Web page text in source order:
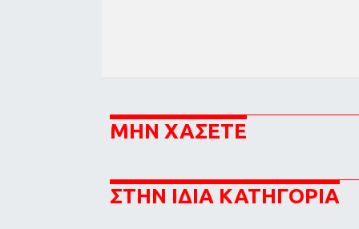
ΜΗΝ ΧΑΣΕΤΕ
ΣΤΗΝ ΙΔΙΑ ΚΑΤΗΓΟΡΙΑ